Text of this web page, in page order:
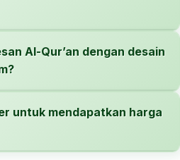
Al-Qur’an dengan desain
untuk mendapatkan harga